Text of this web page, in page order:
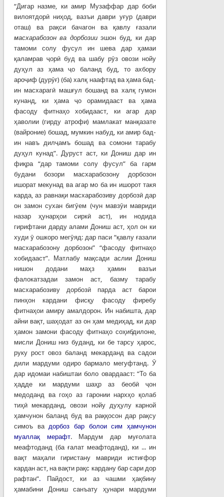
“Дигар назме, ки амир Музаффар дар боби
вилоятдорӣ ниҳод, вазъи даври уғур (даври
оташ) ва рақси бачагон ва қавлу ғазали
масхарабозон ва дорбозииэшон буд, ки дар
тамоми солу фусул ин шева дар ҳамаи
қаламрав ҷорӣ буд ва шабу рӯз овози нойу
дуҳул аз ҳама ҷо баланд буд, то ахбору
ароҷиф (дурӯғ) (ба) халқ наафтад ва ҳама бад-
ин масхарагӣ машғул бошанд ва халқ гумон
кунанд, ки ҳама ҷо орамидааст ва ҳама
фасоду фитнаҳо хобидааст, ки агар дар
ҳаволии (гирду атрофи) мамлакат манқазате
(вайроние) бошад, мумкин набуд, ки амир бад-
ин навъ дилҷамъ бошад ва сомони тарабу
дуҳул кунад”. Дуруст аст, ки Дониш дар ин
фиқра “дар тамоми солу фусул” ба гарм
будани бозори масхарабозону дорбозон
ишорат мекунад ва агар мо ба ин ишорот такя
карда, аз равнақи масхарабозиву дорбозӣ дар
он замон сухан бигӯем (чун мавзӯи мавриди
назар ҳунарҳои сиркӣ аст), ин нодида
гирифтани дарду алами Дониш аст, ҳол он ки
худи ӯ ошкоро мегӯяд: дар паси “қавлу ғазали
масхарабозону дорбозон” “фасоду фитнаҳо
хобидааст”. Матлабу мақсади аслии Дониш
нишон додани маҳз ҳамин вазъи
фалокатзадаи замон аст, базму тарабу
масхарабозиву дорбозӣ парда аст барои
пинҳон кардани фисқу фасоду фиребу
фитнаҳои амиру амалдорон. Ин набишта, дар
айни вақт, шаҳодат аз он ҳам медиҳад, ки дар
ҳамон замони фасоду фитнаҳо соҳибдилоне,
мисли Дониш низ буданд, ки бе тарсу ҳарос,
руку рост овоз баланд мекарданд ва садои
дили мардуми одиро бармало мегуфтанд. Ӯ
дар идомаи набиштаи боло овардааст: “То ба
ҳадде ки мардуми шаҳр аз беобӣ ҷон
медоданд ва гоҳо аз гаронии нархҳо қолаб
тиҳӣ мекарданд, овози нойу дуҳулу карной
ҳамчунон баланд буд ва раққосон дар рақсу
симоъ ва дорбоз бар болои сим ҳамчунон
муаллақ мерафт. Мардум дар муғолата
меафтоданд (ба ғалат меафтоданд), ки ... ин
вақт маҳали гиристану мавриди истиғфор
кардан аст, на вақти рақс кардану бар сари дор
рафтан”.Пайдост, ки аз чашми ҳақбину
ҳамабини Дониш санъату ҳунари мардуми